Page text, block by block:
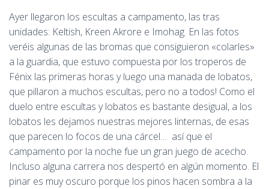
Ayer llegaron los escultas a campamento, las tras
unidades: Keltish, Kreen Akrore e Imohag. En las fotos
veréis algunas de las bromas que consiguieron «colarles»
a la guardia, que estuvo compuesta por los troperos de
Fénix las primeras horas y luego una manada de lobatos,
que pillaron a muchos escultas, pero no a todos! Como el
duelo entre escultas y lobatos es bastante desigual, a los
lobatos les dejamos nuestras mejores linternas, de esas
que parecen lo focos de una cárcel… así que el
campamento por la noche fue un gran juego de acecho.
Incluso alguna carrera nos despertó en algún momento. El
pinar es muy oscuro porque los pinos hacen sombra a la